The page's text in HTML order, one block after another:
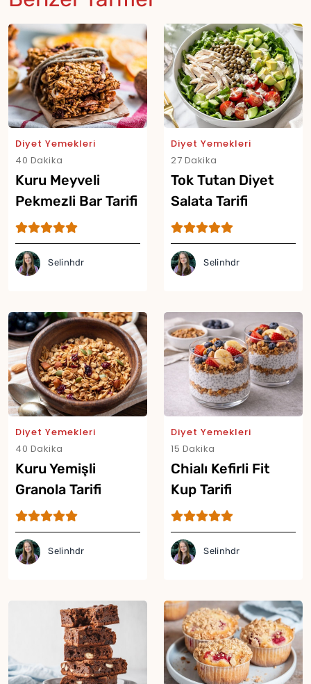
Diyet Yemekleri
40 Dakika
Kuru Meyveli
Pekmezli Bar Tarifi
Selinhdr
Diyet Yemekleri
27 Dakika
Tok Tutan Diyet
Salata Tarifi
Selinhdr
Diyet Yemekleri
40 Dakika
Kuru Yemişli
Granola Tarifi
Selinhdr
Diyet Yemekleri
15 Dakika
Chialı Kefirli Fit
Kup Tarifi
Selinhdr